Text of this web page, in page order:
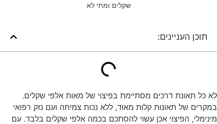
שקלים ומתי לא
תוכן העניינים:
לא כל תאונת דרכים מסתיימת בפיצוי של מאות אלפי שקלים.
במקרים של תאונות קלות מאוד, ללא נכות צמיתה ועם נזק רפואי
מינימלי, הפיצוי אכן עשוי להסתכם בכמה אלפי שקלים בלבד. עם